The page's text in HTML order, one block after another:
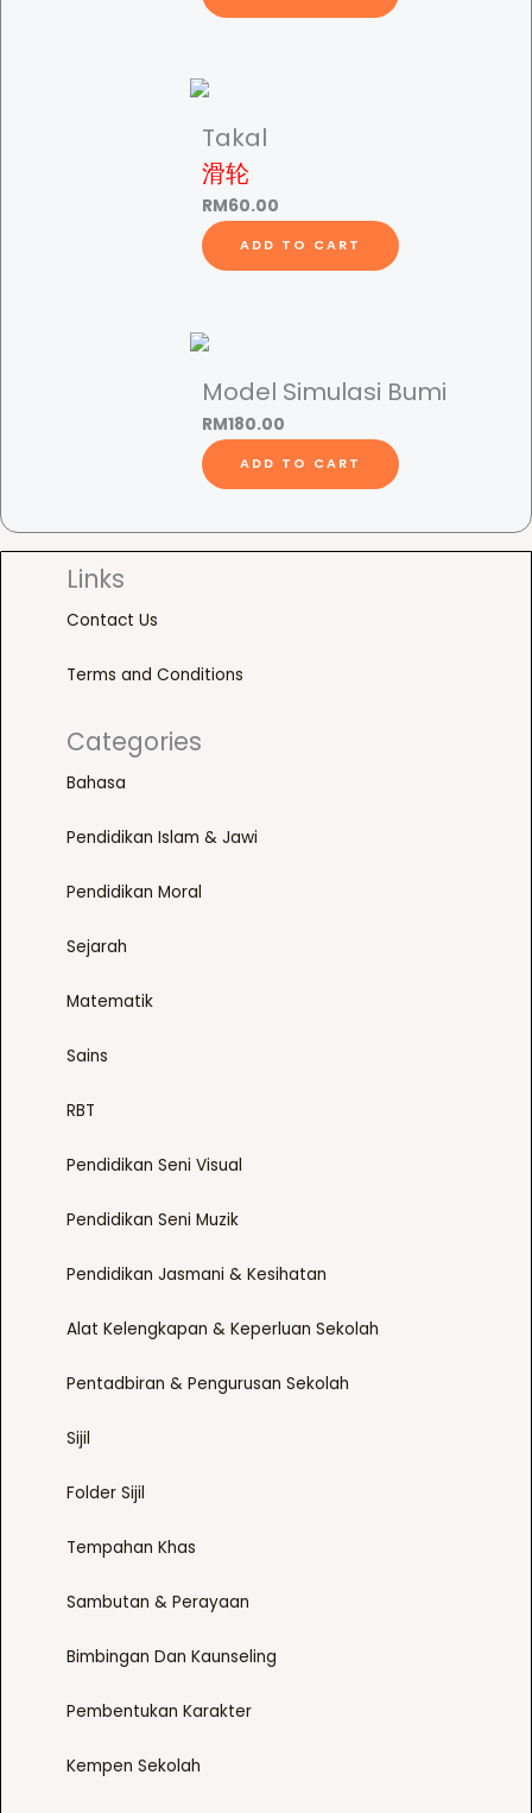
Takal
滑轮
RM60.00
ADD TO CART
Model Simulasi Bumi
RM180.00
ADD TO CART
Links
Contact Us
Terms and Conditions
Categories
Bahasa
Pendidikan Islam & Jawi
Pendidikan Moral
Sejarah
Matematik
Sains
RBT
Pendidikan Seni Visual
Pendidikan Seni Muzik
Pendidikan Jasmani & Kesihatan
Alat Kelengkapan & Keperluan Sekolah
Pentadbiran & Pengurusan Sekolah
Sijil
Folder Sijil
Tempahan Khas
Sambutan & Perayaan
Bimbingan Dan Kaunseling
Pembentukan Karakter
Kempen Sekolah